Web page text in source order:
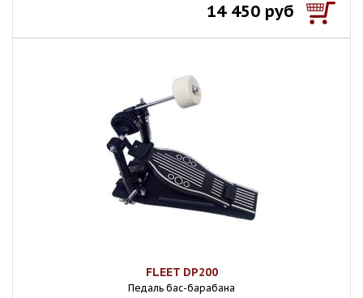
14 450 руб
FLEET DP200
Педаль бас-барабана